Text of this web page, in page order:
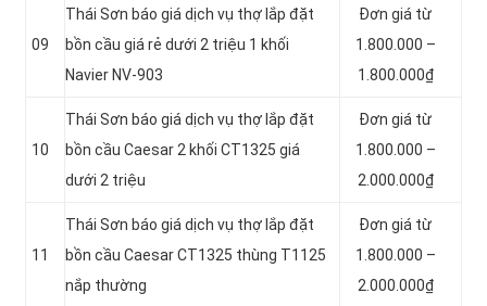
09
Thái Sơn báo giá dịch vụ thợ lắp đặt
bồn cầu giá rẻ dưới 2 triệu 1 khối
Navier NV-903
Đơn giá từ
1.800.000 –
1.800.000₫
10
Thái Sơn báo giá dịch vụ thợ lắp đặt
bồn cầu Caesar 2 khối CT1325 giá
dưới 2 triệu
Đơn giá từ
1.800.000 –
2.000.000₫
11
Thái Sơn báo giá dịch vụ thợ lắp đặt
bồn cầu Caesar CT1325 thùng T1125
nắp thường
Đơn giá từ
1.800.000 –
2.000.000₫